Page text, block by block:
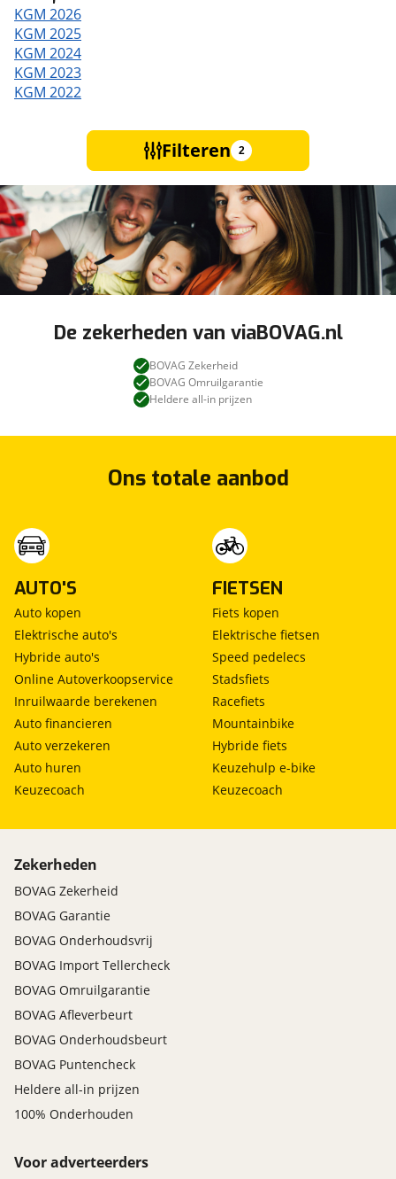
KGM 2026
KGM 2025
KGM 2024
KGM 2023
KGM 2022
Filteren 2
De zekerheden van viaBOVAG.nl
BOVAG Zekerheid
BOVAG Omruilgarantie
Heldere all-in prijzen
Ons totale aanbod
AUTO'S
Auto kopen
Elektrische auto's
Hybride auto's
Online Autoverkoopservice
Inruilwaarde berekenen
Auto financieren
Auto verzekeren
Auto huren
Keuzecoach
FIETSEN
Fiets kopen
Elektrische fietsen
Speed pedelecs
Stadsfiets
Racefiets
Mountainbike
Hybride fiets
Keuzehulp e-bike
Keuzecoach
Zekerheden
BOVAG Zekerheid
BOVAG Garantie
BOVAG Onderhoudsvrij
BOVAG Import Tellercheck
BOVAG Omruilgarantie
BOVAG Afleverbeurt
BOVAG Onderhoudsbeurt
BOVAG Puntencheck
Heldere all-in prijzen
100% Onderhouden
Voor adverteerders